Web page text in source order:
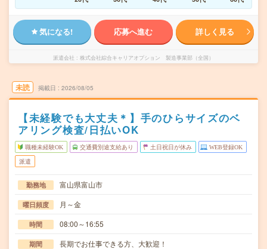
気になる! 応募へ進む 詳しく見る
派遣会社 株式会社綜合キャリアオプション 製造事業部（全国）
未読 掲載日 2026/08/05
【未経験でも大丈夫＊】手のひらサイズのベ
アリング検査/日払いOK
職種未経験OK 交通費別途支給あり 土日祝日が休み WEB登録OK
派遣
勤務地 富山県富山市
曜日頻度 月～金
時間 08:00～16:55
期間 長期でお仕事できる方、大歓迎！